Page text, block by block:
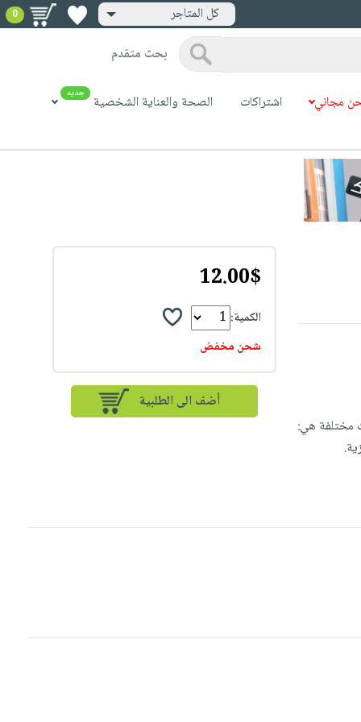
كل المتاجر 0
بحث متقدم
مجاني اشتراكات الصحة والعناية الشخصية جديد
مختلفة هي:
12.00$
الكمية:
شحن مخفض
أضف الى الطلبية